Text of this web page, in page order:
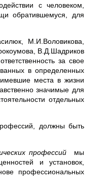
с человеком,
обратившемуся, для
М.И.Воловикова,
В.Д.Шадриков
за свое
в определенных
места в жизни
значимые для
отдельных
должны быть
профессий мы
и установок,
профессиональных